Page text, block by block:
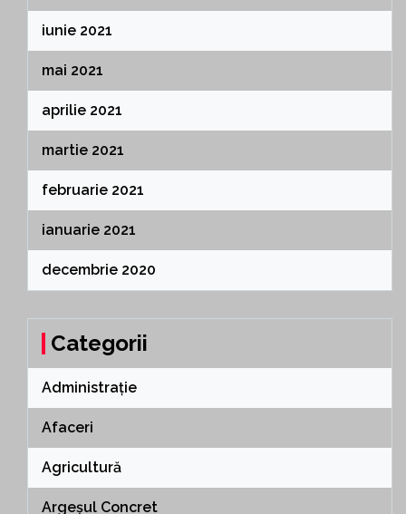
iunie 2021
mai 2021
aprilie 2021
martie 2021
februarie 2021
ianuarie 2021
decembrie 2020
Categorii
Administrație
Afaceri
Agricultură
Argeșul Concret